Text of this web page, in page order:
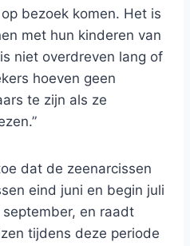
bezoek komen. Het is
met hun kinderen van
niet overdreven lang of
hoeven geen
te zijn als ze
dat de zeenarcissen
eind juni en begin juli
en raadt
tijdens deze periode